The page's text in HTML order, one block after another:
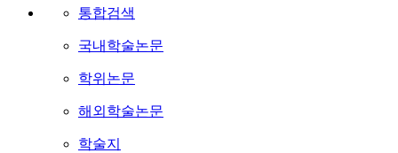
통합검색
국내학술논문
학위논문
해외학술논문
학술지